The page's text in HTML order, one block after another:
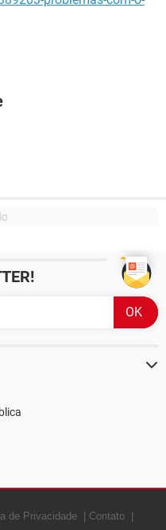
de Privacidade Contato